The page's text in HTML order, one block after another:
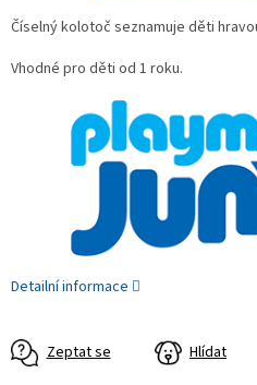
Číselný kolotoč seznamuje děti
Vhodné pro děti od 1 roku.
Detailní informace
Zeptat se Hlídat